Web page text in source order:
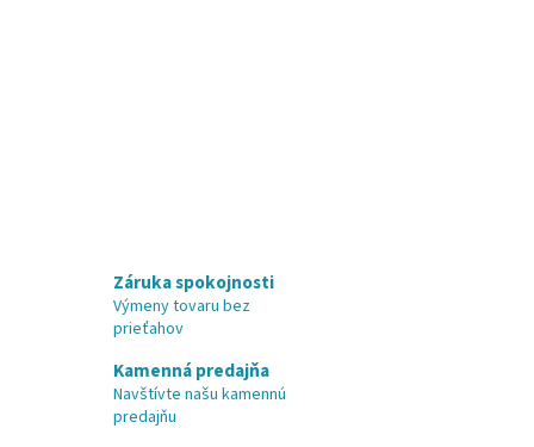
Záruka spokojnosti
Výmeny tovaru bez
prieťahov
Kamenná predajňa
Navštívte našu kamennú
predajňu